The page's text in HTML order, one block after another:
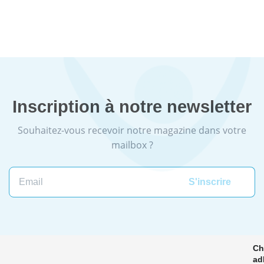
Inscription à notre newsletter
Souhaitez-vous recevoir notre magazine dans votre
mailbox ?
Email